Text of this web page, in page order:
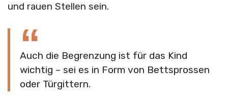
und rauen Stellen sein.
Auch die Begrenzung ist für das Kind
wichtig – sei es in Form von Bettsprossen
oder Türgittern.